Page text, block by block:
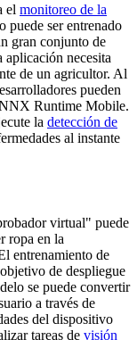
el monitoreo de la
puede ser entrenado
gran conjunto de
aplicación necesita
de un agricultor. Al
pueden
Runtime Mobile.
la detección de
al instante
virtual" puede
ropa en la
entrenamiento de
de despliegue
se puede convertir
a través de
del dispositivo
tareas de visión